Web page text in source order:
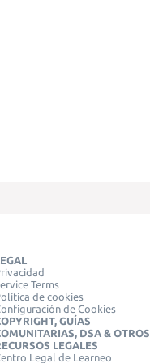
Terms
de cookies
de Cookies
GUÍAS
DSA & OTROS
LEGALES
Legal de Learneo